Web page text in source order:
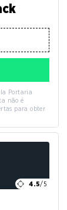
Portaria
não é
para obter
4.5/5